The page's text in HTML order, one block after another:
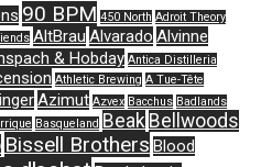
90 BPM 450 North Adroit Theory
AltBrau Alvarado Alvinne
& Hobday Antica Distilleria
Athletic Brewing A Tue-Tête
Azimut Azvex Bacchus Badlands
Basqueland Beak Bellwoods
Bissell Brothers Blood